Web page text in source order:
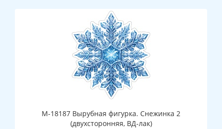
М-18187 Вырубная фигурка. Снежинка 2
(двухсторонняя, ВД-лак)